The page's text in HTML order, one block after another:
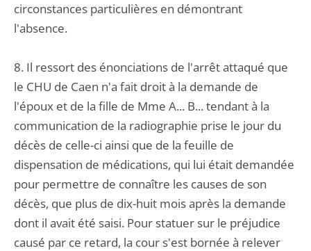
circonstances particulières en démontrant
l'absence.
8. Il ressort des énonciations de l'arrêt attaqué que
le CHU de Caen n'a fait droit à la demande de
l'époux et de la fille de Mme A... B... tendant à la
communication de la radiographie prise le jour du
décès de celle-ci ainsi que de la feuille de
dispensation de médications, qui lui était demandée
pour permettre de connaître les causes de son
décès, que plus de dix-huit mois après la demande
dont il avait été saisi. Pour statuer sur le préjudice
causé par ce retard, la cour s'est bornée à relever